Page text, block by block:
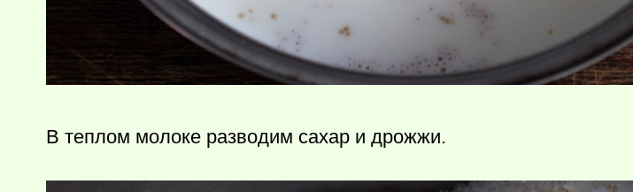
В теплом молоке разводим сахар и дрожжи.